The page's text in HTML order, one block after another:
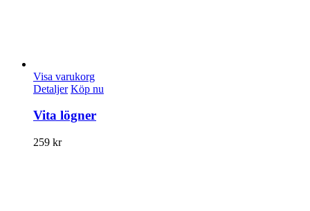
Visa varukorg
Detaljer Köp nu
Vita lögner
259 kr